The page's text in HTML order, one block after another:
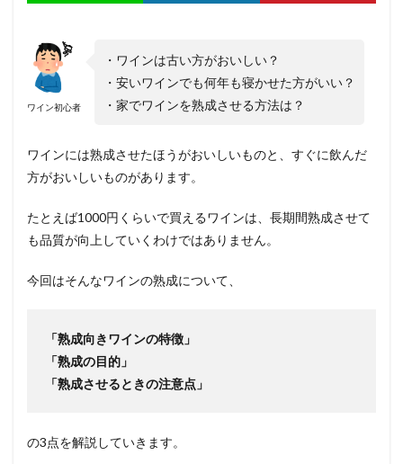
ワイン初心者
・ワインは古い方がおいしい？
・安いワインでも何年も寝かせた方がいい？
・家でワインを熟成させる方法は？
ワインには熟成させたほうがおいしいものと、すぐに飲んだ
方がおいしいものがあります。
たとえば1000円くらいで買えるワインは、長期間熟成させて
も品質が向上していくわけではありません。
今回はそんなワインの熟成について、
「熟成向きワインの特徴」
「熟成の目的」
「熟成させるときの注意点」
の3点を解説していきます。